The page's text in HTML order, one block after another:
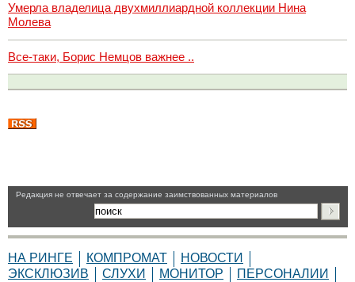
Умерла владелица двухмиллиардной коллекции Нина
Молева
Все-таки, Борис Немцов важнее ..
Pедакция не отвечает за содержание заимствованных материалов
НА РИНГЕ КОМПРОМАТ
НОВОСТИ
ЭКСКЛЮЗИВ
СЛУХИ МОНИТОР ПЕРСОНАЛИИ